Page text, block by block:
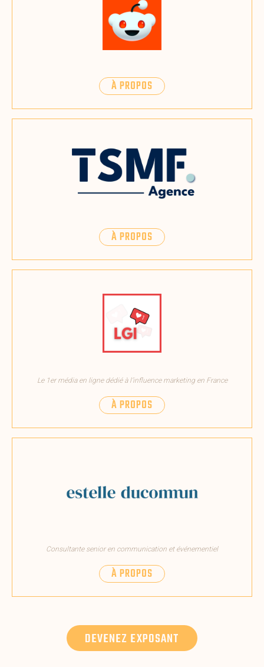
À PROPOS
À PROPOS
Le 1er média en ligne dédié à l’influence marketing en France
À PROPOS
Consultante senior en communication et événementiel
À PROPOS
DEVENEZ EXPOSANT